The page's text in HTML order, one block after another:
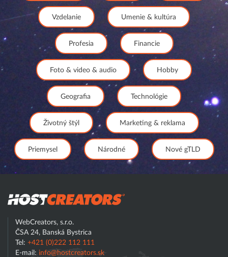
Vzdelanie Umenie & kultúra
Profesia Financie
Foto & video & audio Hobby
Geografia Technológie
Životný štýl Marketing & reklama
Priemysel Národné Nové gTLD
WebCreators, s.r.o.
ČSA 24, Banská Bystrica
Tel: +421 (0)222 112 111
E-mail: info@hostcreators.sk